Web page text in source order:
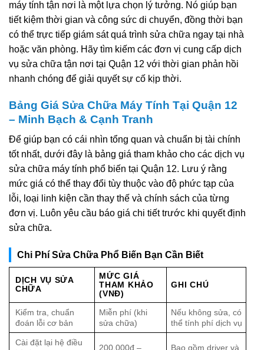
máy tính tận nơi là một lựa chọn lý tưởng. Nó giúp bạn
tiết kiệm thời gian và công sức di chuyển, đồng thời bạn
có thể trực tiếp giám sát quá trình sửa chữa ngay tại nhà
hoặc văn phòng. Hãy tìm kiếm các đơn vị cung cấp dịch
vụ sửa chữa tận nơi tại Quận 12 với thời gian phản hồi
nhanh chóng để giải quyết sự cố kịp thời.
Bảng Giá Sửa Chữa Máy Tính Tại Quận 12
– Minh Bạch & Cạnh Tranh
Để giúp bạn có cái nhìn tổng quan và chuẩn bị tài chính
tốt nhất, dưới đây là bảng giá tham khảo cho các dịch vụ
sửa chữa máy tính phổ biến tại Quận 12. Lưu ý rằng
mức giá có thể thay đổi tùy thuộc vào độ phức tạp của
lỗi, loại linh kiện cần thay thế và chính sách của từng
đơn vị. Luôn yêu cầu báo giá chi tiết trước khi quyết định
sửa chữa.
Chi Phí Sửa Chữa Phổ Biến Bạn Cần Biết
DỊCH VỤ SỬA
CHỮA
MỨC GIÁ
THAM KHẢO
(VNĐ)
GHI CHÚ
Kiểm tra, chuẩn
đoán lỗi cơ bản
Miễn phí (khi
sửa chữa)
Nếu không sửa, có
thể tính phí dịch vụ
Cài đặt lại hệ điều
200.000đ –
Bao gồm driver và